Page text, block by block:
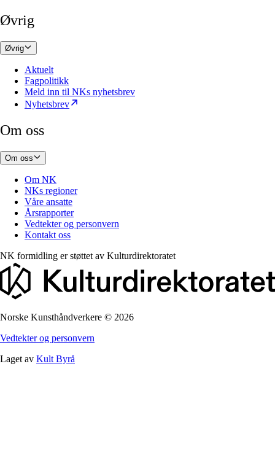
Øvrig
Øvrig
Aktuelt
Fagpolitikk
Meld inn til NKs nyhetsbrev
Nyhetsbrev
Om oss
Om oss
Om NK
NKs regioner
Våre ansatte
Årsrapporter
Vedtekter og personvern
Kontakt oss
NK formidling er støttet av Kulturdirektoratet
Norske Kunsthåndverkere © 2026
Vedtekter og personvern
Laget av Kult Byrå